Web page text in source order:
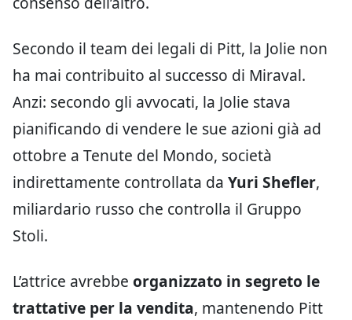
Secondo il team dei legali di Pitt, la Jolie non
ha mai contribuito al successo di Miraval.
Anzi: secondo gli avvocati, la Jolie stava
pianificando di vendere le sue azioni già ad
ottobre a Tenute del Mondo, società
indirettamente controllata da Yuri Shefler,
miliardario russo che controlla il Gruppo
Stoli.
L’attrice avrebbe organizzato in segreto le
trattative per la vendita, mantenendo Pitt